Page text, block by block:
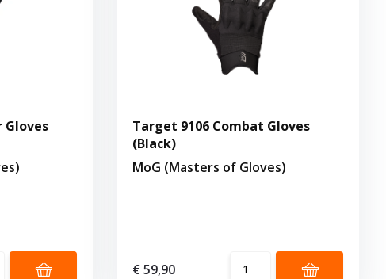
Gloves
Target 9106 Combat Gloves
(Black)
MoG (Masters of Gloves)
€ 59,90